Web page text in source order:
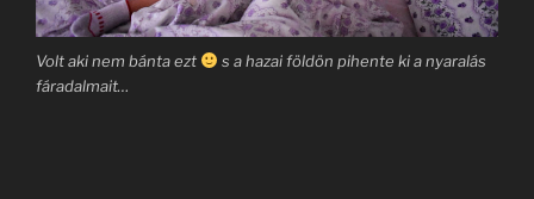
Volt aki nem bánta ezt
s a hazai földön pihente ki a nyaralás
fáradalmait…